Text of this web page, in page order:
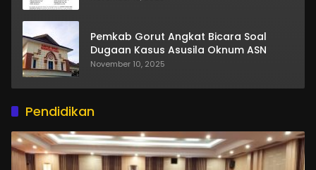
Pemkab Gorut Angkat Bicara Soal
Dugaan Kasus Asusila Oknum ASN
November 10, 2025
Pendidikan